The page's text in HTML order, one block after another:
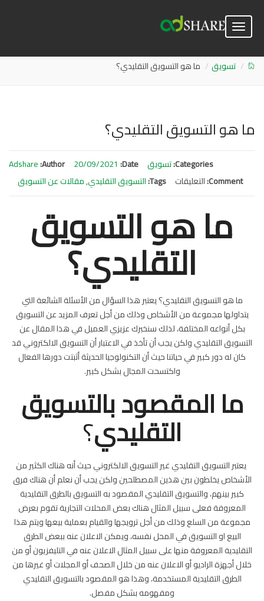
Toggle
navigation
تسويق
ما هو التسويق التقليدي؟
ما هو التسويق التقليدي؟
Author:
Adshare Date:
20/09/2021 Categories: تسويق
Tags: التسويق التقليدي,مقالات عن التسويق Comment: التعليقات على
التسويق
التقليدي؟
مغلقة
ما هو التسويق
التقليدي؟
ما هو التسويق التقليدي؟ يعتبر هذا السؤال من الأسئلة الشائعة التي
يتداولها مجموعة من الأشخاص وذلك من أجل تعرف المزيد عن التسويق
بكل أنواعه المختلفة، لذلك سنخبرك عزيزي العميل في هذا المقال عن
التسويق التقليدي ولكن يجب أن تأخذ في الاعتبار أن التسويق الالكتروني قد
كان له دور كبير في حياتنا حيث أن التكنولوجيا الحديثة أثبتت دورها الفعال
واكتسحت المجال بشكل كبير.
ما المقصود بالتسويق
التقليدي؟
يعتبر التسويق التقليدي غير التسويق الالكتروني حيث أنه هناك الكثير من
الأشخاص يخلطون بين هذين المصطلحين ولكن يجب أن نعلم أن هناك فرق
كبير بينهم، والتسويق التقليدي المقصود به التسويق بالطرق التقليدية
المعروفة فعلى سبيل المثال هناك بعض المحلات التجارية تقوم بعرض
مجموعة من السلع وذلك من أجل ترويجها والقيام بعملية بيعها ويتم هذا
البيع او التسويق في المحل نفسه، ويمكن الاعلان عنه ببعض الطرق
التقليدية المعروفة منها على سبيل المثال الاعلان عنه في التليفزيون أو من
خلال أجهزة الراديو أو الاعلان عنه من خلال الصحف أو المجلات أو غيرها من
الطرق التقليدية المستخدمة، وهذا هو المقصود بالتسويق التقليدي
ومفهومه بشكل مفصل.